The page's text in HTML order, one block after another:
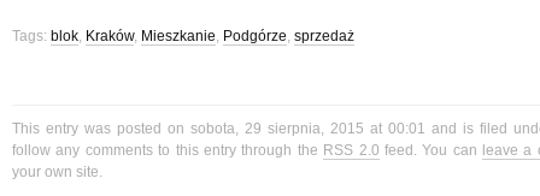
Tags: blok, Kraków, Mieszkanie, Podgórze, sprzedaż
This entry was posted on sobota, 29 sierpnia, 2015 at 00:01 and is filed
follow any comments to this entry through the RSS 2.0 feed. You can leave a
your own site.